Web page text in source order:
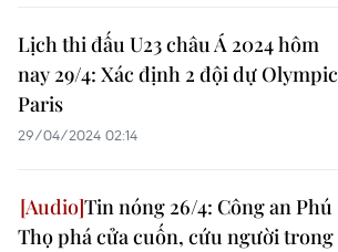
Lịch thi đấu U23 châu Á 2024 hôm
nay 29/4: Xác định 2 đội dự Olympic
Paris
29/04/2024 02:14
Tin nóng 26/4: Công an Phú
Thọ phá cửa cuốn, cứu người trong